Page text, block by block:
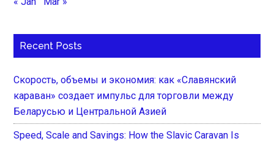
Recent Posts
Скорость, объемы и экономия: как «Славянский
караван» создает импульс для торговли между
Беларусью и Центральной Азией
Speed, Scale and Savings: How the Slavic Caravan Is